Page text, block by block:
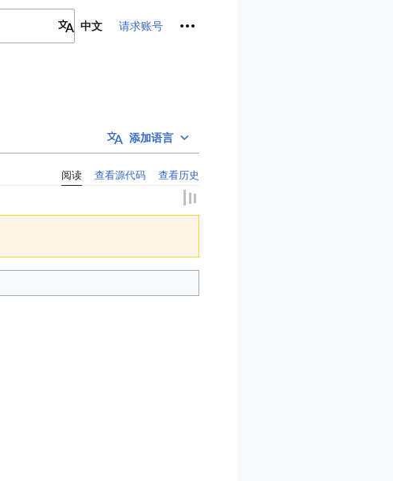
中文 请求账号 个人工具
添加语言
阅读 查看源代码 查看历史